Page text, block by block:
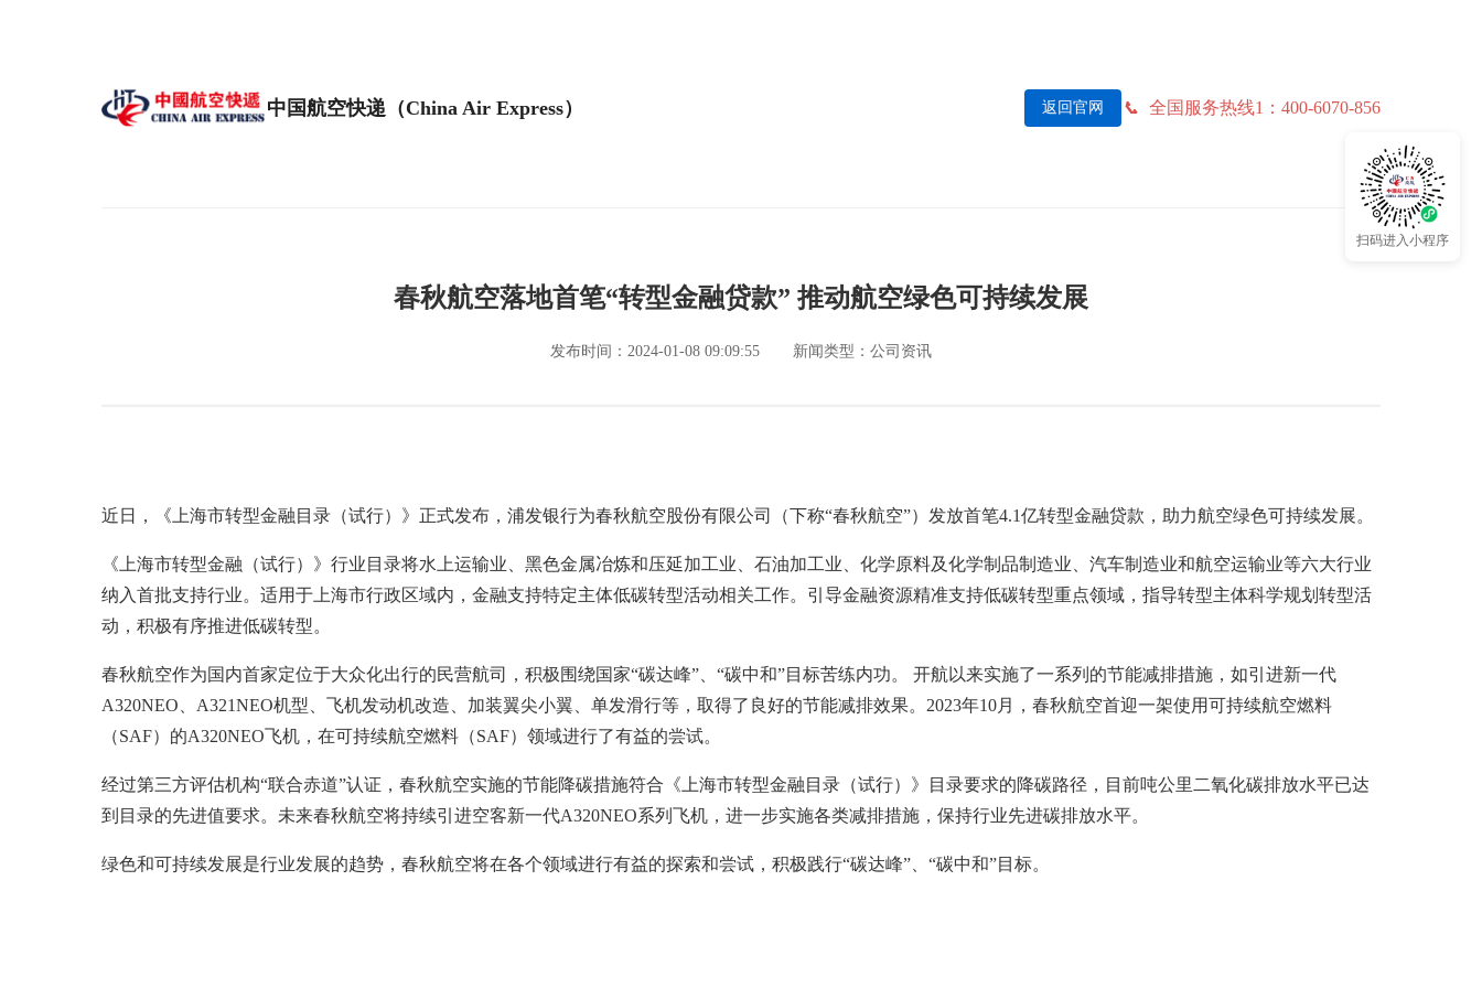
扫码进入小程序
中国航空快递（China Air Express） 返回官网 全国服务热线1：400-6070-856
春秋航空落地首笔“转型金融贷款” 推动航空绿色可持续发展
发布时间：2024-01-08 09:09:55 新闻类型：公司资讯
近日，《上海市转型金融目录（试行）》正式发布，浦发银行为春秋航空股份有限公司（下称“春秋航空”）发放首笔4.1亿转型金融贷款，助力航空绿色可持续发展。
《上海市转型金融（试行）》行业目录将水上运输业、黑色金属冶炼和压延加工业、石油加工业、化学原料及化学制品制造业、汽车制造业和航空运输业等六大行业
纳入首批支持行业。适用于上海市行政区域内，金融支持特定主体低碳转型活动相关工作。引导金融资源精准支持低碳转型重点领域，指导转型主体科学规划转型活
动，积极有序推进低碳转型。
春秋航空作为国内首家定位于大众化出行的民营航司，积极围绕国家“碳达峰”、“碳中和”目标苦练内功。 开航以来实施了一系列的节能减排措施，如引进新一代
A320NEO、A321NEO机型、飞机发动机改造、加装翼尖小翼、单发滑行等，取得了良好的节能减排效果。2023年10月，春秋航空首迎一架使用可持续航空燃料
（SAF）的A320NEO飞机，在可持续航空燃料（SAF）领域进行了有益的尝试。
经过第三方评估机构“联合赤道”认证，春秋航空实施的节能降碳措施符合《上海市转型金融目录（试行）》目录要求的降碳路径，目前吨公里二氧化碳排放水平已达
到目录的先进值要求。未来春秋航空将持续引进空客新一代A320NEO系列飞机，进一步实施各类减排措施，保持行业先进碳排放水平。
绿色和可持续发展是行业发展的趋势，春秋航空将在各个领域进行有益的探索和尝试，积极践行“碳达峰”、“碳中和”目标。